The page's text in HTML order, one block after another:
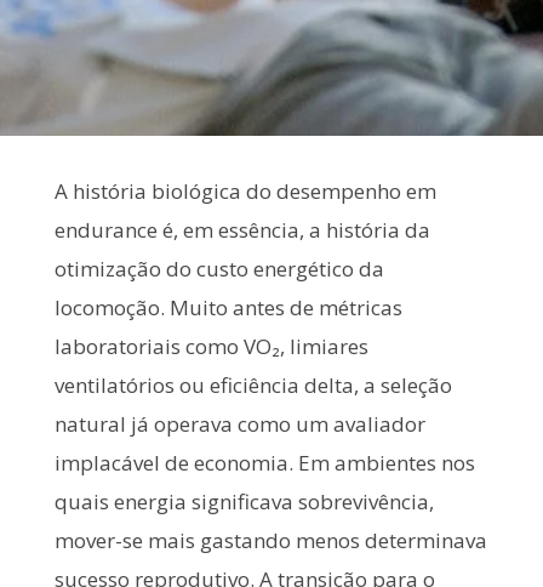
A história biológica do desempenho em
endurance é, em essência, a história da
otimização do custo energético da
locomoção. Muito antes de métricas
laboratoriais como VO₂, limiares
ventilatórios ou eficiência delta, a seleção
natural já operava como um avaliador
implacável de economia. Em ambientes nos
quais energia significava sobrevivência,
mover-se mais gastando menos determinava
sucesso reprodutivo. A transição para o